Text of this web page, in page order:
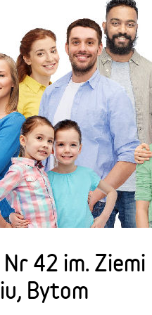
42 im. Ziemi
Bytom